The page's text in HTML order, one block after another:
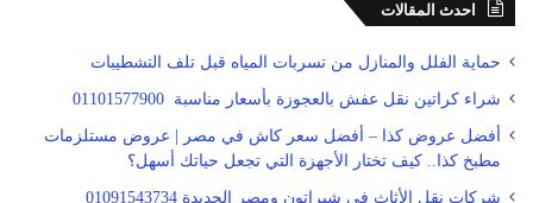
احدث المقالات
حماية الفلل والمنازل من تسربات المياه قبل تلف التشطيبات
شراء كراتين نقل عفش بالعجوزة بأسعار مناسبة 01101577900
أفضل عروض كذا – أفضل سعر كاش في مصر | عروض مستلزمات
مطبخ كذا.. كيف تختار الأجهزة التي تجعل حياتك أسهل؟
شركات نقل الأثاث في شيراتون ومصر الجديدة 01091543734